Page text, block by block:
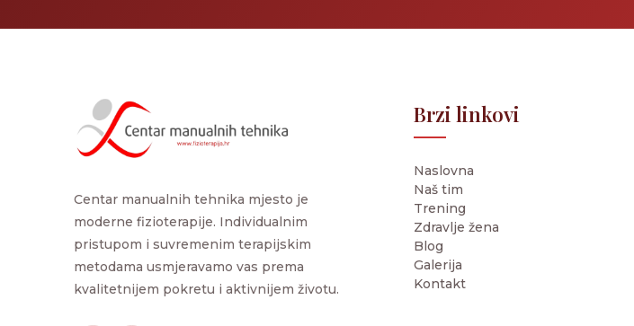
Centar manualnih tehnika mjesto je
moderne fizioterapije. Individualnim
pristupom i suvremenim terapijskim
metodama usmjeravamo vas prema
kvalitetnijem pokretu i aktivnijem životu.
Brzi linkovi
Naslovna
Naš tim
Trening
Zdravlje žena
Blog
Galerija
Kontakt